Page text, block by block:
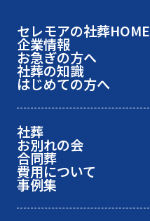
セレモアの社葬HOME
企業情報
お急ぎの方へ
社葬の知識
はじめての方へ
社葬
お別れの会
合同葬
費用について
事例集